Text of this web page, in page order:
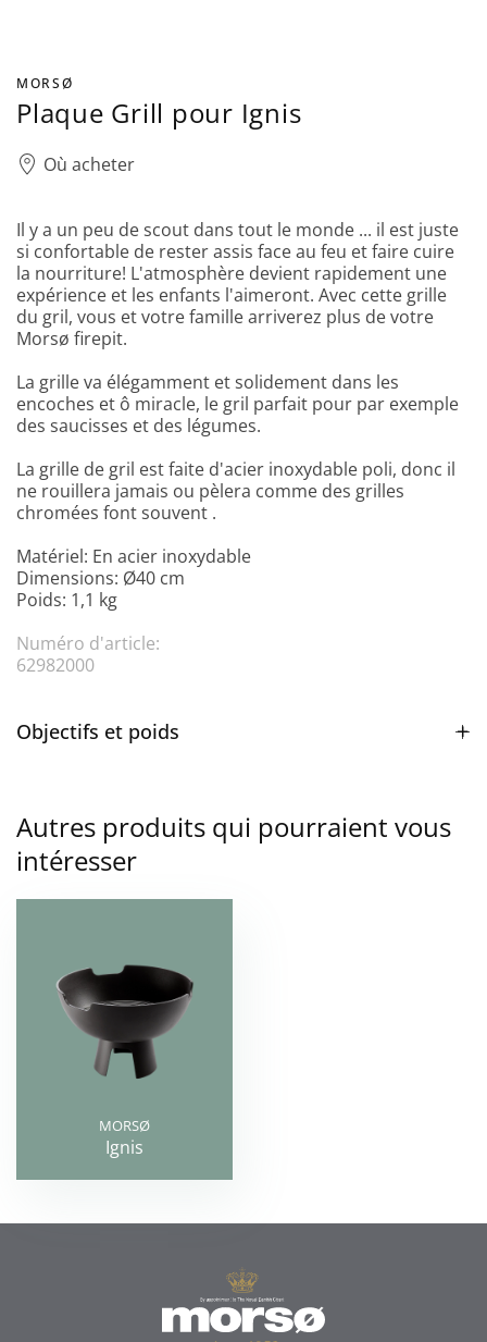
MORSØ
Plaque Grill pour Ignis
Où acheter
Il y a un peu de scout dans tout le monde ... il est juste
si confortable de rester assis face au feu et faire cuire
la nourriture! L'atmosphère devient rapidement une
expérience et les enfants l'aimeront. Avec cette grille
du gril, vous et votre famille arriverez plus de votre
Morsø firepit.
La grille va élégamment et solidement dans les
encoches et ô miracle, le gril parfait pour par exemple
des saucisses et des légumes.
La grille de gril est faite d'acier inoxydable poli, donc il
ne rouillera jamais ou pèlera comme des grilles
chromées font souvent .
Matériel: En acier inoxydable
Dimensions: Ø40 cm
Poids: 1,1 kg
Numéro d'article:
62982000
Objectifs et poids
Autres produits qui pourraient vous
intéresser
MORSØ
Ignis